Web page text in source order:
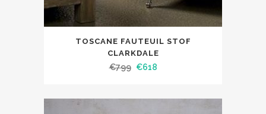
TOSCANE FAUTEUIL STOF
CLARKDALE
€799 €618